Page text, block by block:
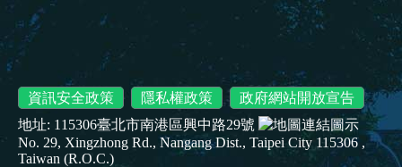
資訊安全政策 隱私權政策
政府網站開放宣告
地址: 115306臺北市南港區興中路29號
No. 29, Xingzhong Rd., Nangang Dist., Taipei City 115306 ,
Taiwan (R.O.C.)